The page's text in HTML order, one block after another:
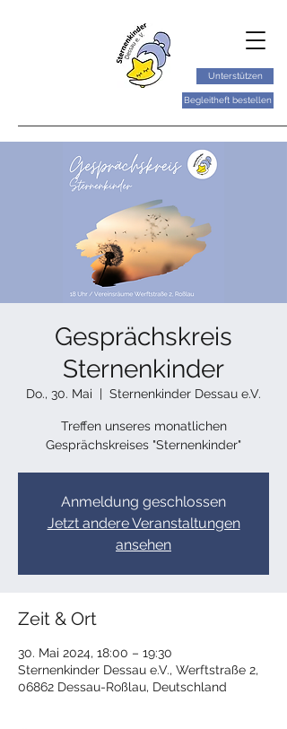
Unterstützen
Begleitheft bestellen
Gesprächskreis
Sternenkinder
Do., 30. Mai
  |
Sternenkinder Dessau e.V.
Treffen unseres monatlichen
Gesprächskreises "Sternenkinder"
Anmeldung geschlossen
Jetzt andere Veranstaltungen
ansehen
Zeit & Ort
30. Mai 2024, 18:00 – 19:30
Sternenkinder Dessau e.V., Werftstraße 2,
06862 Dessau-Roßlau, Deutschland